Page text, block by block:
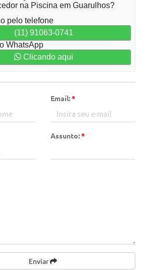
na Piscina em Guarulhos?
pelo telefone
(11) 91063-0741
WhatsApp
Clicando aqui
Email:*
Assunto:*
Enviar